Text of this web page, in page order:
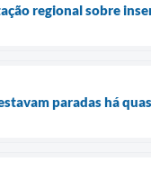
regional sobre
paradas há